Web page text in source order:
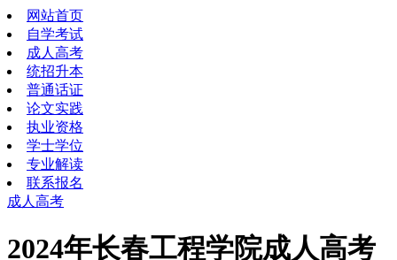
网站首页
自学考试
成人高考
统招升本
普通话证
论文实践
执业资格
学士学位
专业解读
联系报名
成人高考
2024年长春工程学院成人高考